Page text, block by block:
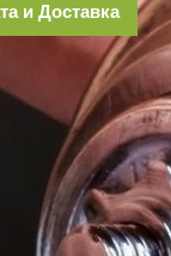
и Доставка